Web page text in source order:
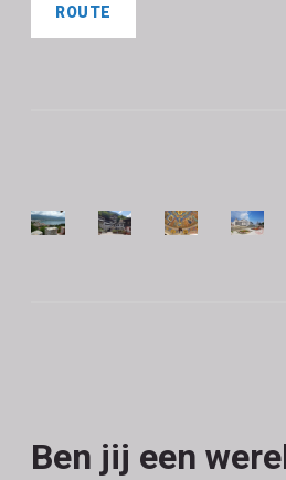
ROUTE
Ben jij een